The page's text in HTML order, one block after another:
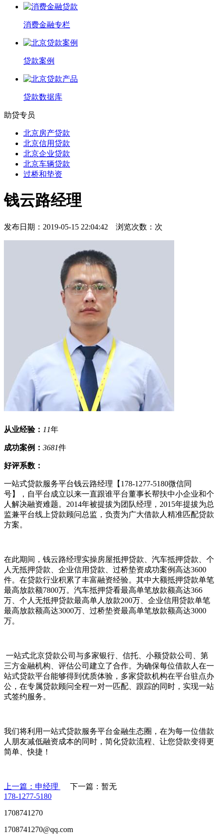
消费金融专栏
贷款案例
贷款数据库
助贷专员
北京房产贷款
北京信用贷款
北京企业贷款
北京车辆贷款
过桥和垫资
钱云路经理
发布日期：2019-05-15 22:04:42 浏览次数： 次
从业经验： 11年
成功案例： 3681件
好评系数：
一站式贷款服务平台钱云路经理【178-1277-5180微信同
号】，自平台成立以来一直跟谁平台董事长帮扶中小企业和个
人解决融资难题。2014年被提拔为团队经理，2015年提拔为总
监兼平台线上贷款顾问总监，负责为广大借款人精准匹配贷款
方案。
在此期间，钱云路经理实操房屋抵押贷款、汽车抵押贷款、个
人无抵押贷款、企业信用贷款、过桥垫资成功案例高达3600
件。在贷款行业积累了丰富融资经验。其中大额抵押贷款单笔
最高放款额7800万。汽车抵押贷看最高单笔放款额高达366
万、个人无抵押贷款最高单人放款200万、企业信用贷款单笔
最高放款额高达3000万、过桥垫资最高单笔放款额高达3000
万。
一站式北京贷款公司与多家银行、信托、小额贷款公司、第
三方金融机构、评估公司建立了合作。为确保每位借款人在一
站式贷款平台能够得到优质体验，多家贷款机构在平台驻点办
公，在专属贷款顾问全程一对一匹配、跟踪的同时，实现一站
式签约服务。
我们将利用一站式贷款服务平台金融生态圈，在为每一位借款
人朋友减低融资成本的同时，简化贷款流程、让您贷款变得更
简单、快捷！
上一篇：申经理
下一篇：暂无
178-1277-5180
1708741270
1708741270@qq.com